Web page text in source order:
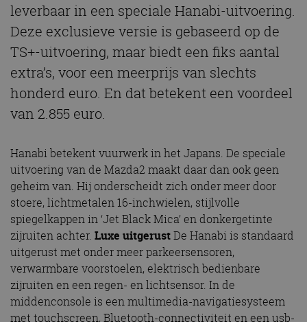
leverbaar in een speciale Hanabi-uitvoering.
Deze exclusieve versie is gebaseerd op de
TS+-uitvoering, maar biedt een fiks aantal
extra’s, voor een meerprijs van slechts
honderd euro. En dat betekent een voordeel
van 2.855 euro.
Hanabi betekent vuurwerk in het Japans. De speciale
uitvoering van de Mazda2 maakt daar dan ook geen
geheim van. Hij onderscheidt zich onder meer door
stoere, lichtmetalen 16-inchwielen, stijlvolle
spiegelkappen in ‘Jet Black Mica’ en donkergetinte
zijruiten achter. Luxe uitgerustDe Hanabi is standaard
uitgerust met onder meer parkeersensoren,
verwarmbare voorstoelen, elektrisch bedienbare
zijruiten en een regen- en lichtsensor. In de
middenconsole is een multimedia-navigatiesysteem
met touchscreen, Bluetooth-connectiviteit en een usb-